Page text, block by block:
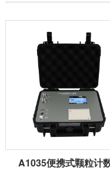
A1035便携式颗粒计